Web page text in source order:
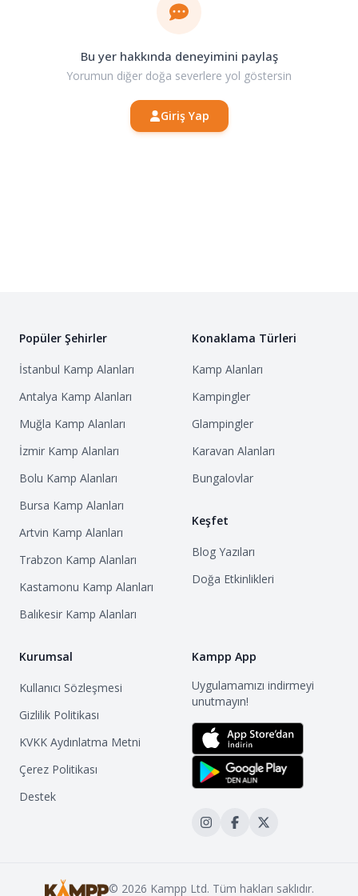
Bu yer hakkında deneyimini paylaş
Yorumun diğer doğa severlere yol göstersin
Giriş Yap
Popüler Şehirler
İstanbul Kamp Alanları
Antalya Kamp Alanları
Muğla Kamp Alanları
İzmir Kamp Alanları
Bolu Kamp Alanları
Bursa Kamp Alanları
Artvin Kamp Alanları
Trabzon Kamp Alanları
Kastamonu Kamp Alanları
Balıkesir Kamp Alanları
Konaklama Türleri
Kamp Alanları
Kampingler
Glampingler
Karavan Alanları
Bungalovlar
Keşfet
Blog Yazıları
Doğa Etkinlikleri
Kurumsal
Kullanıcı Sözleşmesi
Gizlilik Politikası
KVKK Aydınlatma Metni
Çerez Politikası
Destek
Kampp App
Uygulamamızı indirmeyi
unutmayın!
© 2026 Kampp Ltd. Tüm hakları saklıdır.